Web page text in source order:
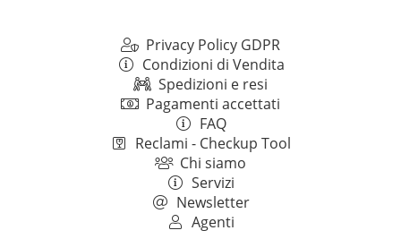
Privacy Policy GDPR
Condizioni di Vendita
Spedizioni e resi
Pagamenti accettati
FAQ
Reclami - Checkup Tool
Chi siamo
Servizi
Newsletter
Agenti